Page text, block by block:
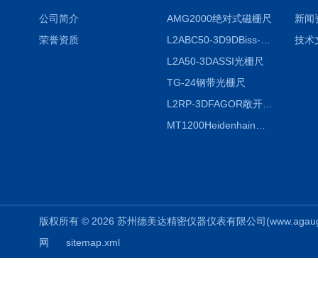
公司简介
荣誉资质
AMG2000绝对式磁栅尺
L2A50-3DASSI光栅尺
TG-24钢带光栅尺
L2RP-3DFAGOR敞开式光栅尺
新闻
技术
版权所有 © 2026 苏州德美达精密仪器仪表有限公司
网
sitemap.xml